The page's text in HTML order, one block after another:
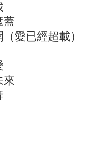
蓋
愛已經超載）
來